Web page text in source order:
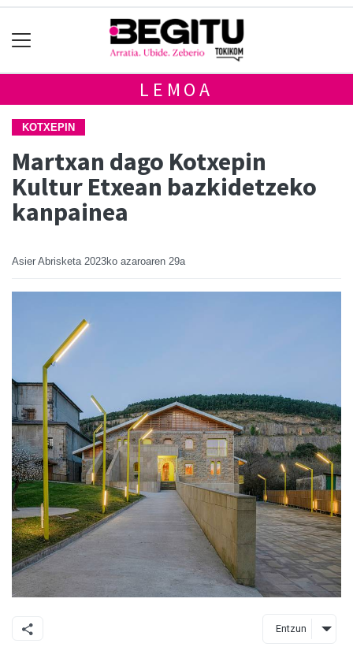
LEMOA
KOTXEPIN
Martxan dago Kotxepin
Kultur Etxean bazkidetzeko
kanpainea
Asier Abrisketa 2023ko azaroaren 29a
Entzun